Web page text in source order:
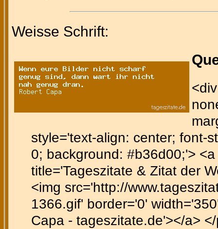
Weisse Schrift:
style='text-align: center; font-
0; background: #b36d00;'>
title='Tageszitate & Zitat der
<img src='http://
1366.gif' border='0'
Capa - tageszitate.de'></a>